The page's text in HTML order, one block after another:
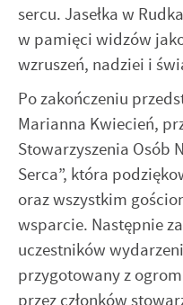
sercu. Jasełka w
w pamięci widzów
wzruszeń, nadziei i
Po zakończeniu
Marianna Kwiecień,
Stowarzyszenia Osób
Serca”, która
oraz wszystkim
wsparcie. Następnie
uczestników
przygotowany z
przez członków